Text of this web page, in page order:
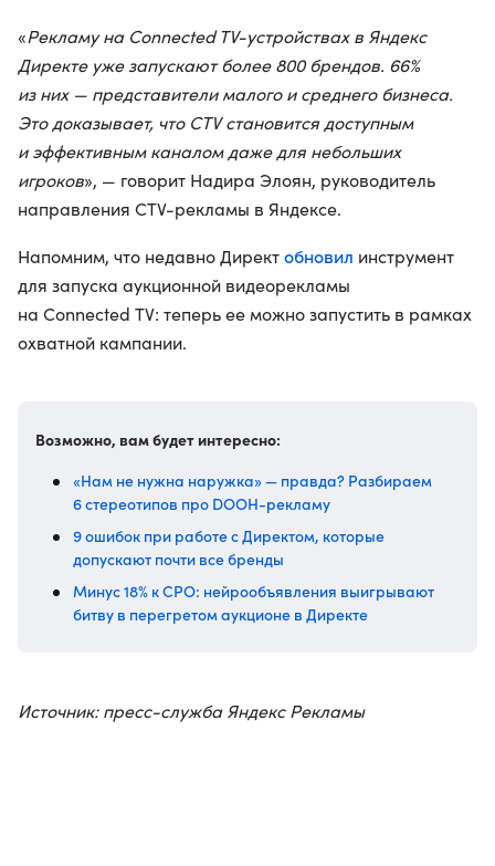
«Рекламу на Connected TV-устройствах в Яндекс
Директе уже запускают более 800 брендов. 66%
из них — представители малого и среднего бизнеса.
Это доказывает, что CTV становится доступным
и эффективным каналом даже для небольших
игроков», — говорит Надира Элоян, руководитель
направления CTV-рекламы в Яндексе.
Напомним, что недавно Директобновил инструмент
для запуска аукционной видеорекламы
на Connected TV: теперь ее можно запустить в рамках
охватной кампании.
Возможно, вам будет интересно:
«Нам не нужна наружка» — правда? Разбираем
6 стереотипов про DOOH-рекламу
9 ошибок при работе с Директом, которые
допускают почти все бренды
Минус 18% к CPO: нейрообъявления выигрывают
битву в перегретом аукционе в Директе
Источник: пресс-служба Яндекс Рекламы